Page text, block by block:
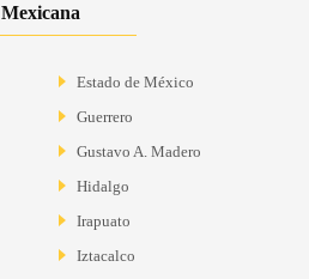
Mexicana
Estado de México
Guerrero
Gustavo A. Madero
Hidalgo
Irapuato
Iztacalco